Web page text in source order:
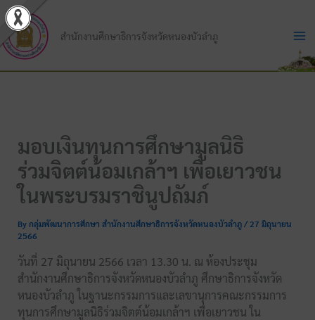
Skip
to
content
สำนักงานศึกษาธิการจังหวัดหนองบัวลำภู
มอบเงินทุนการศึกษามูลนิธิ
ร่วมจิตต์น้อมเกล้าฯ เพื่อเยาวชน
ในพระบรมราชินูปถัมภ์
Byกลุ่มพัฒนาการศึกษา สำนักงานศึกษาธิการจังหวัดหนองบัวลำภู/27 มิถุนายน
2566
วันที่ 27 มิถุนายน 2566 เวลา 13.30 น. ณ ห้องประชุม
สำนักงานศึกษาธิการจังหวัดหนองบัวลำภู ศึกษาธิการจังหวัด
หนองบัวลำภู ในฐานะกรรมการและเลขานุการคณะกรรมการ
ทุนการศึกษามูลนิธิร่วมจิตต์น้อมเกล้าฯ เพื่อเยาวชน ใน